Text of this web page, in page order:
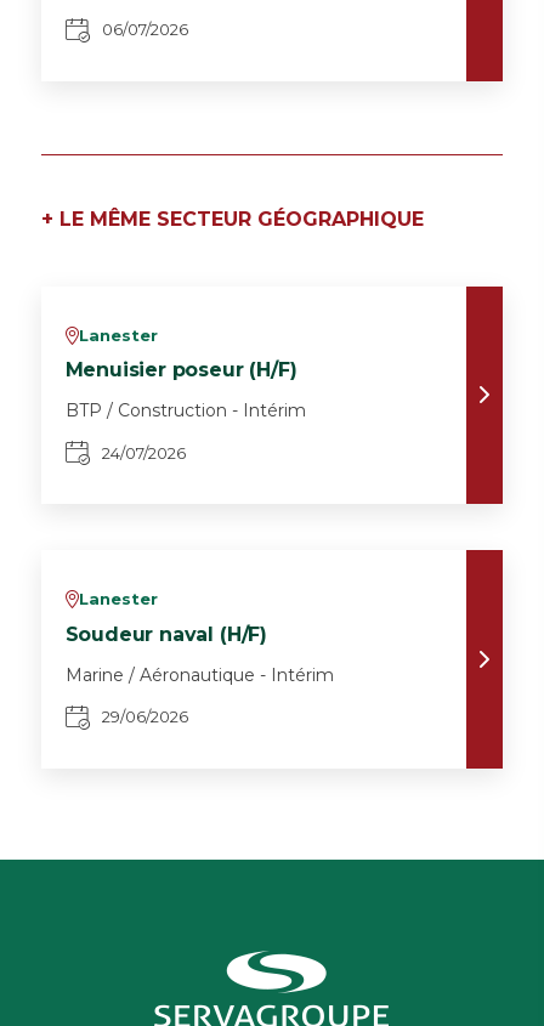
06/07/2026
+ LE MÊME SECTEUR GÉOGRAPHIQUE
vLanester
Menuisier poseur (H/F)
BTP / Construction - Intérim
24/07/2026
vLanester
Soudeur naval (H/F)
Marine / Aéronautique - Intérim
29/06/2026